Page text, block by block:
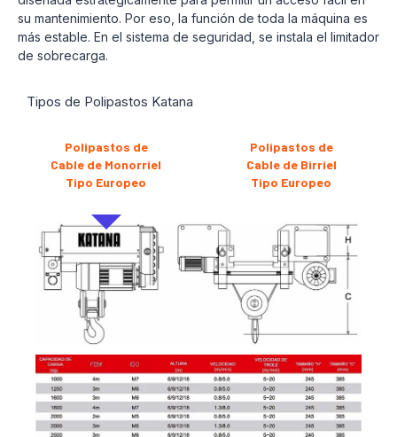
su mantenimiento. Por eso, la función de toda la máquina es
más estable. En el sistema de seguridad, se instala el limitador
de sobrecarga.
Tipos de Polipastos Katana
Polipastos de
Cable de Monorriel
Tipo Europeo
Polipastos de
Cable de Birriel
Tipo Europeo